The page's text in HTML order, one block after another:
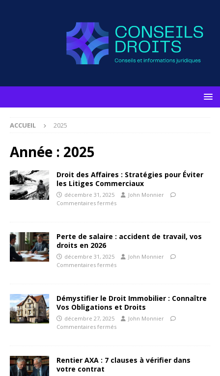
ACCUEIL 2025
Année : 2025
Droit des Affaires : Stratégies pour Éviter
les Litiges Commerciaux
décembre 31, 2025
John Monnier
Commentaires fermés
Perte de salaire : accident de travail, vos
droits en 2026
décembre 31, 2025
John Monnier
Commentaires fermés
Démystifier le Droit Immobilier : Connaître
Vos Obligations et Droits
décembre 27, 2025
John Monnier
Commentaires fermés
Rentier AXA : 7 clauses à vérifier dans
votre contrat